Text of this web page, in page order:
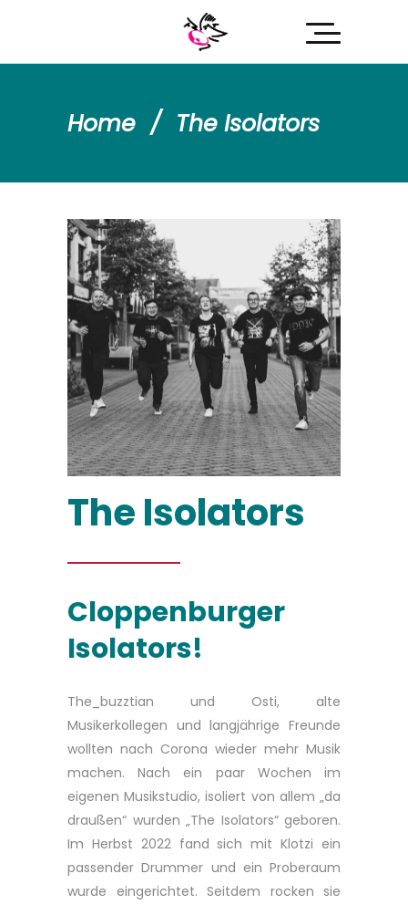
Home / The Isolators
The Isolators
Cloppenburger
Isolators!
The_buzztian und Osti, alte
Musikerkollegen und langjährige Freunde
wollten nach Corona wieder mehr Musik
machen. Nach ein paar Wochen im
eigenen Musikstudio, isoliert von allem „da
draußen“ wurden „The Isolators“ geboren.
Im Herbst 2022 fand sich mit Klotzi ein
passender Drummer und ein Proberaum
wurde eingerichtet. Seitdem rocken sie